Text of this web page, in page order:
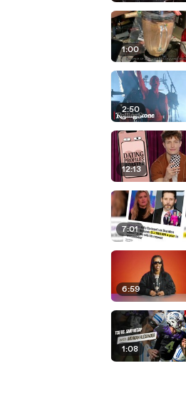
1:00
2:50
12:13
7:01
6:59
1:08